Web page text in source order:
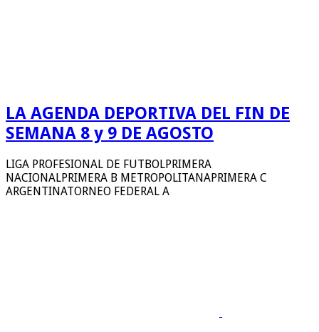
LA AGENDA DEPORTIVA DEL FIN DE
SEMANA 8 y 9 DE AGOSTO
LIGA PROFESIONAL DE FUTBOLPRIMERA
NACIONALPRIMERA B METROPOLITANAPRIMERA C
ARGENTINATORNEO FEDERAL A